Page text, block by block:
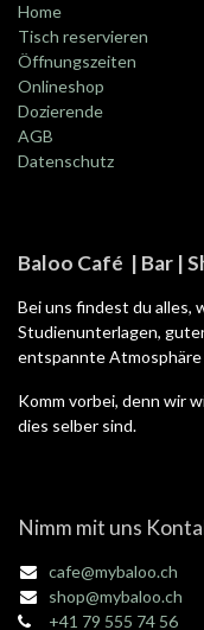
Home
Tisch reservieren
Öffnungszeiten
Onlineshop
Dozierende
AGB
Datenschutz
Baloo Café | Bar |
Bei uns findest du alles,
Studienunterlagen,
entspannte Atmosphäre
Komm vorbei, denn wir
dies selber sind.
Nimm mit uns
cafe@mybaloo.ch
shop@mybaloo.ch
+41 79 555 74 56